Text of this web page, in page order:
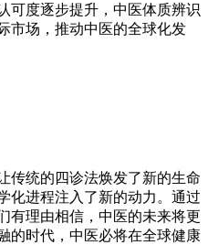
可度逐步提升，中医体质辨识
市场，推动中医的全球化发
传统的四诊法焕发了新的生命
化进程注入了新的动力。通过
有理由相信，中医的未来将更
的时代，中医必将在全球健康